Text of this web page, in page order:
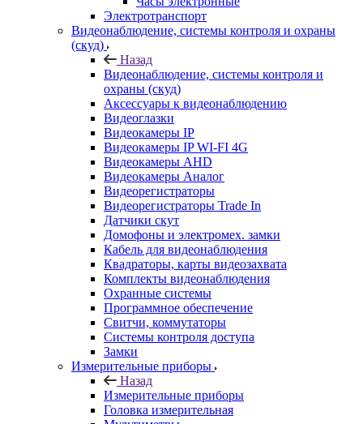
Электротранспорт
Видеонаблюдение, системы контроля и охраны
(скуд)
Назад
Видеонаблюдение, системы контроля и
охраны (скуд)
Аксессуары к видеонаблюдению
Видеоглазки
Видеокамеры IP
Видеокамеры IP WI-FI 4G
Видеокамеры AHD
Видеокамеры Аналог
Видеорегистраторы
Видеорегистраторы Trade In
Датчики скут
Домофоны и электромех. замки
Кабель для видеонаблюдения
Квадраторы, карты видеозахвата
Комплекты видеонаблюдения
Охранные системы
Программное обеспечение
Свитчи, коммутаторы
Системы контроля доступа
Замки
Измерительные приборы
Назад
Измерительные приборы
Головка измерительная